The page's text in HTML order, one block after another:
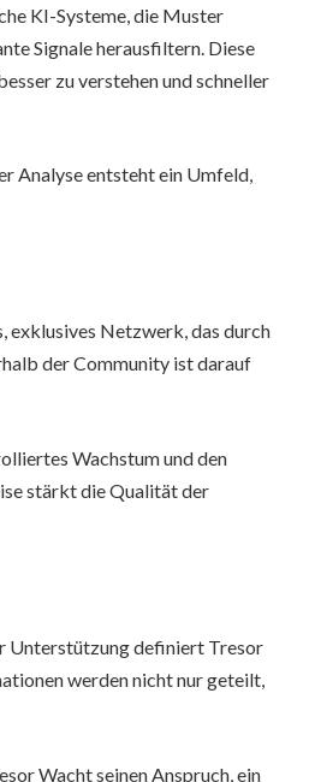
KI-Systeme, die Muster
Signale herausfiltern. Diese
zu verstehen und schneller
Analyse entsteht ein Umfeld,
exklusives Netzwerk, das durch
der Community ist darauf
Wachstum und den
stärkt die Qualität der
Unterstützung definiert Tresor
werden nicht nur geteilt,
Wacht seinen Anspruch, ein